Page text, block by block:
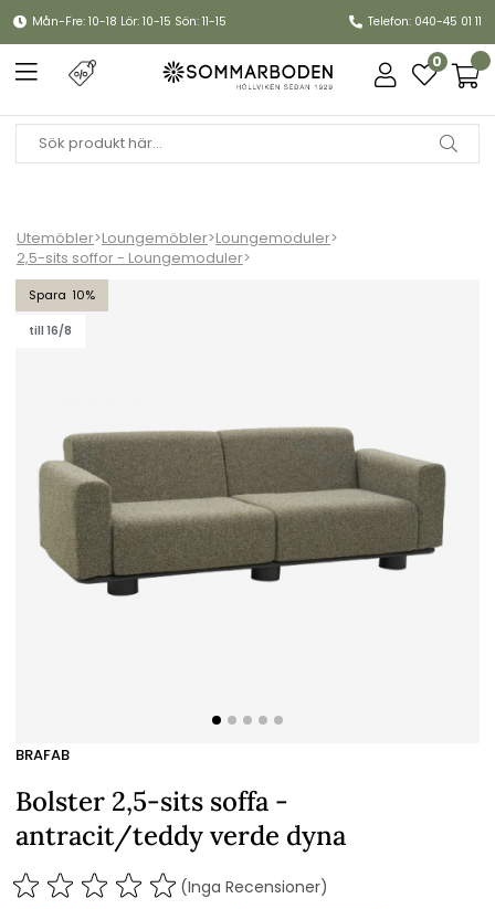
Mån-Fre: 10-18 Lör: 10-15 Sön: 11-15 Telefon: 040-45 01 11
0
Utemöbler>Loungemöbler>Loungemoduler>
2,5-sits soffor - Loungemoduler>
10
till 16/8
Bolster 2,5-sits soffa - antracit/teddy verde dyna
BRAFAB
Bolster 2,5-sits soffa -
antracit/teddy verde dyna
(Inga Recensioner)